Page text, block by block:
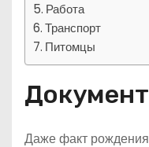
Работа
Транспорт
Питомцы
Даже факт